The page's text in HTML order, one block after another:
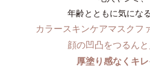
年齢とともに気にな
カラースキンケアマスクフ
顔の凹凸をつるん
厚塗り感なくキレ